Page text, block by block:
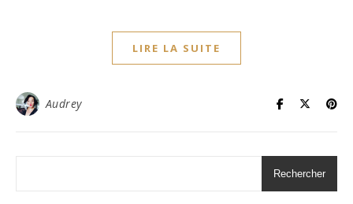
LIRE LA SUITE
Audrey
Rechercher